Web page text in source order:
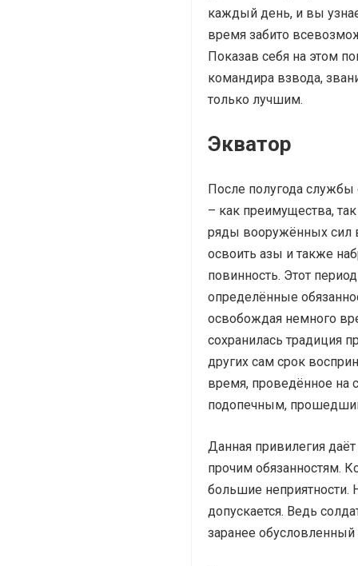
каждый день, и вы
время забито
Показав себя на этом
командира взвода,
только лучшим.
Экватор
После полугода службы
– как преимущества,
ряды вооружённых сил
освоить азы и также
повинность. Этот
определённые
освобождая немного
сохранилась традиция
других сам срок
время, проведённое на
подопечным,
Данная привилегия
прочим обязанностям.
большие неприятности.
допускается. Ведь
заранее обусловленный